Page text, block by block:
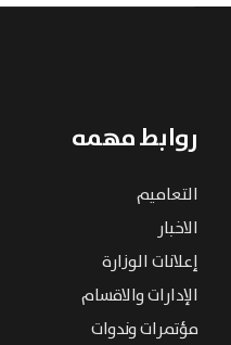
روابط مهمه
التعاميم
الاخبار
إعلانات الوزارة
الإدارات والاقسام
مؤتمرات وندوات